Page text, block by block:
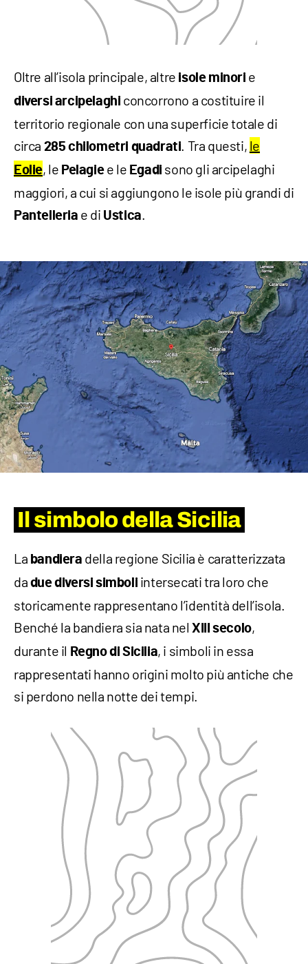
Oltre all’isola principale, altre isole minori e
diversi arcipelaghi concorrono a costituire il
territorio regionale con una superficie totale di
circa 285 chilometri quadrati. Tra questi, le
Eolie, le Pelagiee le Egadi sono gli arcipelaghi
maggiori, a cui si aggiungono le isole più grandi di
Pantelleria e di Ustica.
Il simbolo della Sicilia
La bandiera della regione Sicilia è caratterizzata
da due diversi simboli intersecati tra loro che
storicamente rappresentano l’identità dell’isola.
Benché la bandiera sia nata nelXIII secolo,
durante il Regno di Sicilia, i simboli in essa
rappresentati hanno origini molto più antiche che
si perdono nella notte dei tempi.